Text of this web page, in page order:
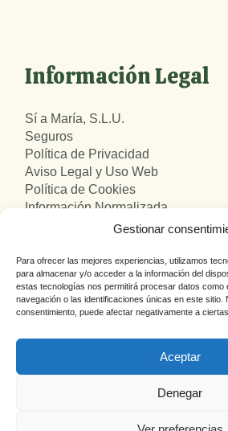
Gestionar
Para ofrecer las mejores experiencias, utilizamos
para almacenar y/o acceder a la información del
estas tecnologías nos permitirá procesar datos como
navegación o las identificaciones únicas en este sitio.
consentimiento, puede afectar negativamente a
Aceptar
Denegar
Información Legal
Sí a María, S.L.U.
Seguros
Política de Privacidad
Aviso Legal y Uso Web
Política de Cookies
Información Normalizada
Atención al Usuario